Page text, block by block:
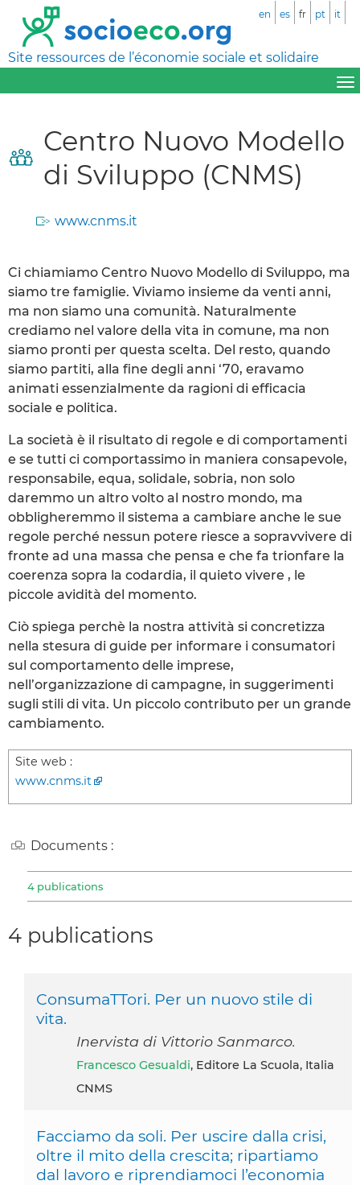
Site ressources de l’économie sociale et solidaire
en es fr pt it
Centro Nuovo Modello
di Sviluppo (CNMS)
www.cnms.it
Ci chiamiamo Centro Nuovo Modello di Sviluppo, ma
siamo tre famiglie. Viviamo insieme da venti anni,
ma non siamo una comunità. Naturalmente
crediamo nel valore della vita in comune, ma non
siamo pronti per questa scelta. Del resto, quando
siamo partiti, alla fine degli anni ‘70, eravamo
animati essenzialmente da ragioni di efficacia
sociale e politica.
La società è il risultato di regole e di comportamenti
e se tutti ci comportassimo in maniera consapevole,
responsabile, equa, solidale, sobria, non solo
daremmo un altro volto al nostro mondo, ma
obbligheremmo il sistema a cambiare anche le sue
regole perché nessun potere riesce a sopravvivere di
fronte ad una massa che pensa e che fa trionfare la
coerenza sopra la codardia, il quieto vivere , le
piccole avidità del momento.
Ciò spiega perchè la nostra attività si concretizza
nella stesura di guide per informare i consumatori
sul comportamento delle imprese,
nell’organizzazione di campagne, in suggerimenti
sugli stili di vita. Un piccolo contributo per un grande
cambiamento.
Site web :
www.cnms.it
Documents :
4 publications
4 publications
ConsumaTTori. Per un nuovo stile di
vita.
Inervista di Vittorio Sanmarco.
Francesco Gesualdi, Editore La Scuola, Italia
CNMS
Facciamo da soli. Per uscire dalla crisi,
oltre il mito della crescita; ripartiamo
dal lavoro e riprendiamoci l’economia